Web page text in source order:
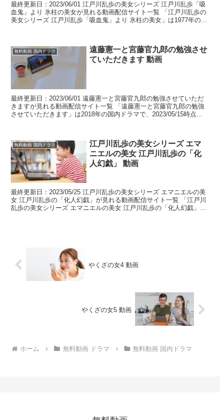
最終更新日：2023/06/01 江戸川乱歩の美女シリーズ 江戸川乱歩「吸
血鬼」より 氷柱の美女が見れる動画配信サイト一覧 「江戸川乱歩の
美女シリーズ 江戸川乱歩「吸血鬼」より 氷柱の美女」は1977年の国
無料動画 国内ドラマ
遠藤憲一と宮藤官九郎の勉強させ
ていただきます 動画
最終更新日：2023/06/01 遠藤憲一と宮藤官九郎の勉強させていただ
きますが見れる動画配信サイト一覧 「遠藤憲一と宮藤官九郎の勉強
させていただきます」は2018年の国内ドラマで、2023/05/15時点で
無料動画 国内ドラマ
江戸川乱歩の美女シリーズ エマ
ニエルの美女 江戸川乱歩の「化
人幻戯」 動画
最終更新日：2023/05/25 江戸川乱歩の美女シリーズ エマニエルの美
女 江戸川乱歩の「化人幻戯」が見れる動画配信サイト一覧 「江戸川
乱歩の美女シリーズ エマニエルの美女 江戸川乱歩の「化人幻戯」」
やくざの女4 動画
やくざの女5 動画
ホーム 無料動画 ドラマ 無料動画 国内ドラマ